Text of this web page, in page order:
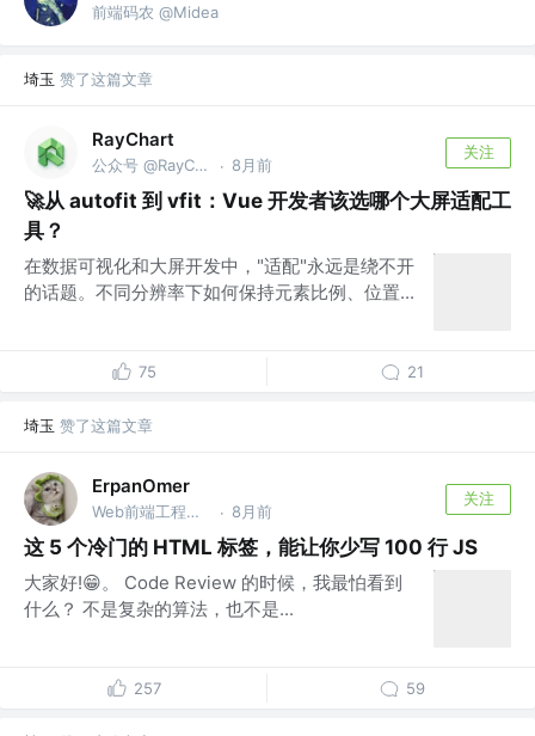
前端码农 @Midea
埼玉 赞了这篇文章
RayChart
公众号 @RayChart · 8月前
关注
🚀从 autofit 到 vfit：Vue 开发者该选哪个大屏适配工
具？
在数据可视化和大屏开发中，"适配"永远是绕不开
的话题。不同分辨率下如何保持元素比例、位置...
75 21
埼玉 赞了这篇文章
ErpanOmer
Web前端工程师 @跨境 · 8月前
关注
这 5 个冷门的 HTML 标签，能让你少写 100 行 JS
大家好!😁。 Code Review 的时候，我最怕看到
什么？ 不是复杂的算法，也不是...
257 59